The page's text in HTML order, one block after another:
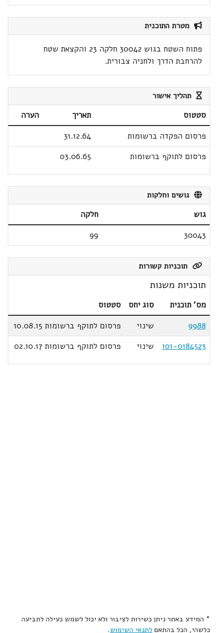
מטרת התוכנית
פתוח השטח בגוש 30042 חלקה 23 והקצאת שטח
להרחבת הדרך ולחניה צבורית.
תהליך אישור
סטטוס תאריך
הערה
פרסום הפקדה ברשומות
31.12.64
פרסום לתוקף ברשומות
03.06.65
גושים וחלקות
גוש
חלקה
30043
99
תוכניות קשורות
תוכניות משנות
מס' תוכנית סוג יחס
סטטוס
9988
שינוי
פרסום לתוקף ברשומות 10.08.15
101-0184523
שינוי פרסום לתוקף ברשומות 02.10.17
* המידע באתר ניתן כשירות לציבור ולא יכול לשמש כעילה לתביעה
כלשהי, הכל בהתאם לתנאי השימוש.